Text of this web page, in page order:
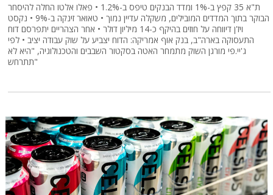
ת"א 35 קפץ ב-1% ומדד הבנקים טיפס ב-1.2% • פאלו אלטו החלה להיסחר
הבוקר בתוך המדדים המובילים, משקלה עדיין נמוך • טאואר זינקה ב-9% • נקסט
ויז'ן דיווחה על חוזים בהיקף כ-14 מיליון דולר • אחר הצהריים יתפרסם דוח
התעסוקה בארה"ב, בנק אוף אמריקה: הדוח יצביע על שוק עבודה יציב • לפי
ג'יי.פי מורגן השוק מתמחר האטה בסקטור השבבים והטכנולוגיה, "היא לא
תתרחש"